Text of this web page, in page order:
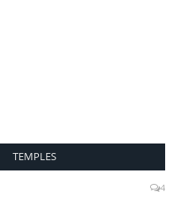
TEMPLES
4